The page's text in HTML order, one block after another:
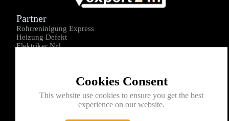
Cookies Consent
This website use cookies to ensure you get the best
experience on our website.
Partner
Rohrreninigung Express
Heizung Defekt
Elektriker Nr1
Kontakt